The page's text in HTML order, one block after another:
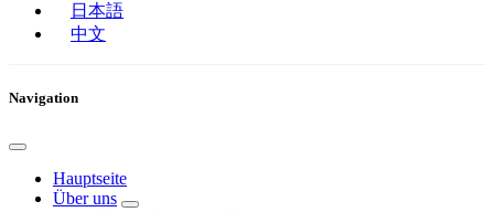
日本語
中文
Navigation
Hauptseite
Über uns